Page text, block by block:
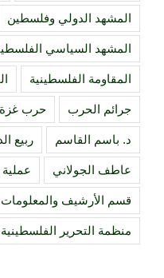
المشهد الدولي وفلسطين
المشهد السياسي
المقاومة الفلسطينية
جرائم الحرب حرب غزة
د. باسم القاسم ربيع
عاطف الجولاني عملية
قسم الأرشيف والمعلومات
منظمة التحرير الفلسطينية